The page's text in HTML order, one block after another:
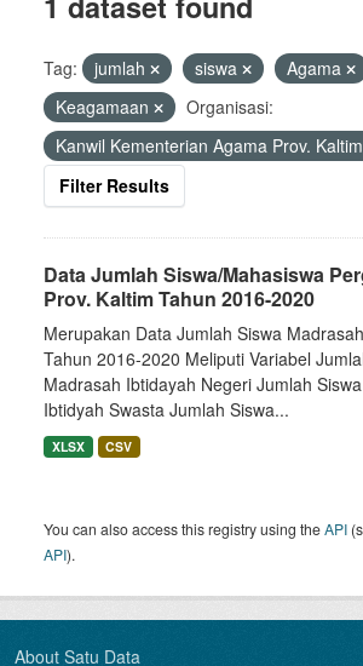
Tag: jumlah siswa Agama
Keagamaan
Organisasi:
Kanwil Kementerian Agama Prov. Kaltim
Filter Results
Data Jumlah Siswa/Mahasiswa
Prov. Kaltim Tahun 2016-2020
Merupakan Data Jumlah Siswa
Tahun 2016-2020 Meliputi Variabel
Madrasah Ibtidayah Negeri Jumlah
Ibtidyah Swasta Jumlah Siswa...
XLSX CSV
You can also access this registry using theAPI
API).
About Satu Data